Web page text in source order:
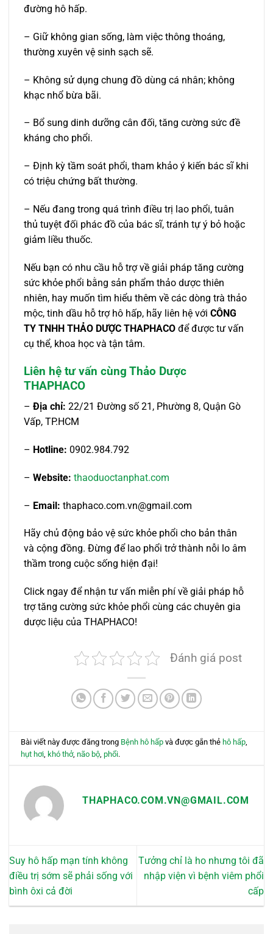
đường hô hấp.
– Giữ không gian sống, làm việc thông thoáng,
thường xuyên vệ sinh sạch sẽ.
– Không sử dụng chung đồ dùng cá nhân; không
khạc nhổ bừa bãi.
– Bổ sung dinh dưỡng cân đối, tăng cường sức đề
kháng cho phổi.
– Định kỳ tầm soát phổi, tham khảo ý kiến bác sĩ khi
có triệu chứng bất thường.
– Nếu đang trong quá trình điều trị lao phổi, tuân
thủ tuyệt đối phác đồ của bác sĩ, tránh tự ý bỏ hoặc
giảm liều thuốc.
Nếu bạn có nhu cầu hỗ trợ về giải pháp tăng cường
sức khỏe phổi bằng sản phẩm thảo dược thiên
nhiên, hay muốn tìm hiểu thêm về các dòng trà thảo
mộc, tinh dầu hỗ trợ hô hấp, hãy liên hệ với CÔNG
TY TNHH THẢO DƯỢC THAPHACO để được tư vấn
cụ thể, khoa học và tận tâm.
Liên hệ tư vấn cùng Thảo Dược
THAPHACO
– Địa chỉ: 22/21 Đường số 21, Phường 8, Quận Gò
Vấp, TP.HCM
– Hotline: 0902.984.792
– Website: thaoduoctanphat.com
– Email: thaphaco.com.vn@gmail.com
Hãy chủ động bảo vệ sức khỏe phổi cho bản thân
và cộng đồng. Đừng để lao phổi trở thành nỗi lo âm
thầm trong cuộc sống hiện đại!
Click ngay để nhận tư vấn miễn phí về giải pháp hỗ
trợ tăng cường sức khỏe phổi cùng các chuyên gia
dược liệu của THAPHACO!
Đánh giá post
Bài viết này được đăng trong Bệnh hô hấp và được gắn thẻ hô hấp
hụt hơi khó thở,não bộ ,phổi.
THAPHACO.COM.VN@GMAIL.COM
Suy hô hấp mạn tính không
điều trị sớm sẽ phải sống với
bình ôxi cả đời
Tưởng chỉ là ho nhưng tôi đã
nhập viện vì bệnh viêm phổi
cấp